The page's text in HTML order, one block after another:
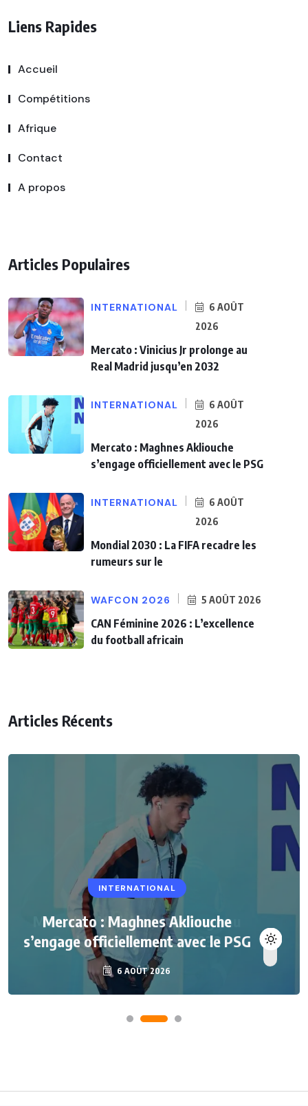
Liens Rapides
Accueil
Compétitions
Afrique
Contact
A propos
Articles Populaires
INTERNATIONAL
6 AOÛT
2026
Mercato : Vinicius Jr prolonge au
Real Madrid jusqu’en 2032
INTERNATIONAL
6 AOÛT
2026
Mercato : Maghnes Akliouche
s’engage officiellement avec le PSG
INTERNATIONAL
6 AOÛT
2026
Mondial 2030 : La FIFA recadre les
rumeurs sur le
WAFCON 2026 5 AOÛT 2026
CAN Féminine 2026 : L’excellence
du football africain
Articles Récents
INTERNATIONAL
Mercato : Maghnes Akliouche
s’engage officiellement avec le PSG
6 AOÛT 2026